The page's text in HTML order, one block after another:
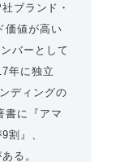
ブランド・
価値が高い
バーとして
年に独立
ディングの
書に『アマ
割』、
る。